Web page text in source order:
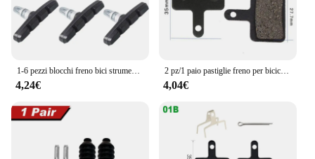
1-6 pezzi blocchi freno bici strumenti parte ciclismo in gomma MTB Mountain Road bicicletta scarpe freno a V leggere pastiglie accessori per biciclette
4,24€
2 pz/1 paio pastiglie freno per bicicletta resina Semi metallo resistenza all'attrito bici freno a disco bici resina freno a disco accessori per l'equitazione
4,04€